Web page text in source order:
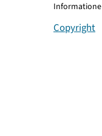
Copyright